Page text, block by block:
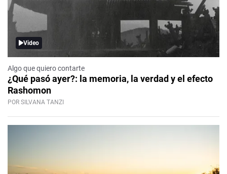
Video
Algo que quiero contarte
¿Qué pasó ayer?: la memoria, la verdad y el efecto
Rashomon
POR SILVANA TANZI